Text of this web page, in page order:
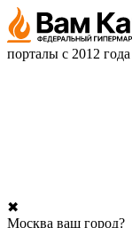
порталы с 2012 года
✖
Москва ваш город?